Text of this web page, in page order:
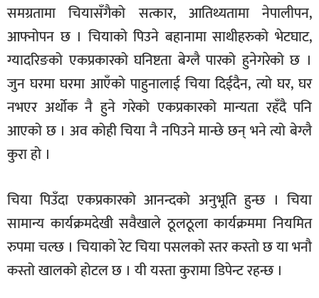
समग्रतामा चियासँगैको सत्कार, आतिथ्यतामा नेपालीपन,
आफ्नोपन छ । चियाको पिउने बहानामा साथीहरुको भेटघाट,
ग्यादरिङको एकप्रकारको घनिष्टता बेग्लै पारको हुनेगरेको छ ।
जुन घरमा घरमा आएँको पाहुनालाई चिया दिईदैन, त्यो घर, घर
नभएर अर्थोक नै हुने गरेको एकप्रकारको मान्यता रहँदै पनि
आएको छ । अव कोही चिया नै नपिउने मान्छे छन् भने त्यो बेग्लै
कुरा हो ।
चिया पिउँदा एकप्रकारको आनन्दको अनुभूति हुन्छ । चिया
सामान्य कार्यक्रमदेखी सवैखाले ठूलठूला कार्यक्रममा नियमित
रुपमा चल्छ । चियाको रेट चिया पसलको स्तर कस्तो छ या भनौ
कस्तो खालको होटल छ । यी यस्ता कुरामा डिपेन्ट रहन्छ ।